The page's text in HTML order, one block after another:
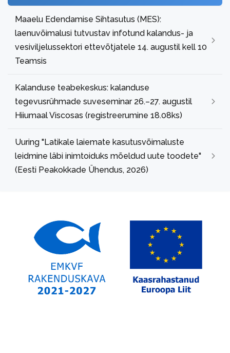
Maaelu Edendamise Sihtasutus (MES):
laenuvõimalusi tutvustav infotund kalandus- ja
vesiviljelussektori ettevõtjatele 14. augustil kell 10
Teamsis
Kalanduse teabekeskus: kalanduse
tegevusrühmade suveseminar 26.–27. augustil
Hiiumaal Viscosas (registreerumine 18.08ks)
Uuring "Latikale laiemate kasutusvõimaluste
leidmine läbi inimtoiduks mõeldud uute toodete"
(Eesti Peakokkade Ühendus, 2026)